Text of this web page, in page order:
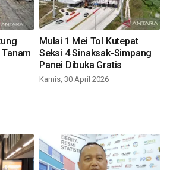
Mulai 1 Mei Tol Kutepat
Seksi 4 Sinaksak-Simpang
Panei Dibuka Gratis
Kamis, 30 April 2026